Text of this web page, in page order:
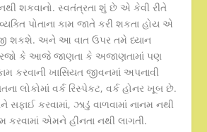
શકવાનો. સ્વતંત્રતા શું છે એ કેવી રીતે
પોતાના કામ જાતે કરી શકતા હોય એ
શકશે. અને આ વાત ઉપર તમે ધ્યાન
કે આજે જાણતા કે અજાણતામાં પણ
કરવાની ખાસિયત જીવનમાં અપનાવી
લોકોમાં વર્ક રિસ્પેકટ, વર્ક હોનર ખૂબ છે.
સફાઈ કરવામાં, ઝાડું વાળવામાં નાનમ નથી
કરવામાં એમને હીનતા નથી લાગતી.